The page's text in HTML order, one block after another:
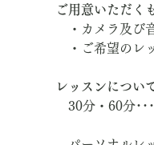
ご用意いただく
・カメラ及び
・ご希望のレ
レッスンについ
30分・60分･･